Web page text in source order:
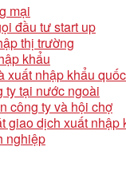
mại
đầu tư start up
thị trường
khẩu
xuất nhập khẩu
ty tại nước ngoài
công ty và hội chợ
giao dịch xuất nhập
nghiệp